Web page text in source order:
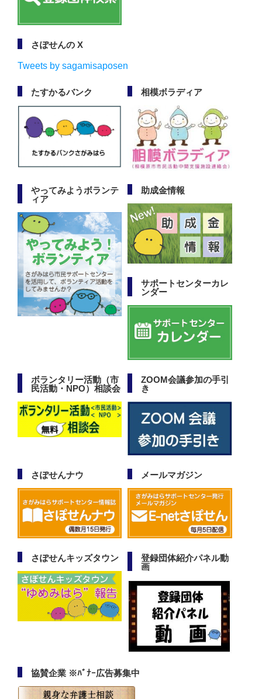
さぽせんの X
Tweets by sagamisaposen
たすかるバンク 相模ボラディア
やってみようボランテ
ィア
助成金情報
サポートセンターカレ
ンダー
ボランタリー活動（市
民活動・NPO）相談会
ZOOM会議参加の手引
き
さぽせんナウ メールマガジン
さぽせんキッズタウン
登録団体紹介パネル動
画
協賛企業 ※ﾊﾞﾅｰ広告募集中